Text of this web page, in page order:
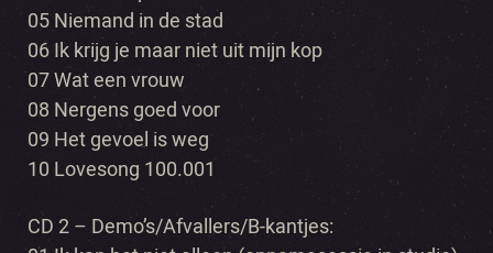
05 Niemand in de stad
06 Ik krijg je maar niet uit mijn kop
07 Wat een vrouw
08 Nergens goed voor
09 Het gevoel is weg
10 Lovesong 100.001
CD 2 – Demo’s/Afvallers/B-kantjes: